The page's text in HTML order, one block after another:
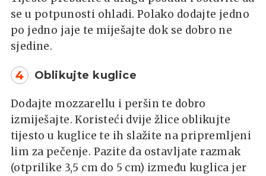
se u potpunosti ohladi. Polako dodajte jedno
po jedno jaje te miješajte dok se dobro ne
sjedine.
4 Oblikujte kuglice
Dodajte mozzarellu i peršin te dobro
izmiješajte. Koristeći dvije žlice oblikujte
tijesto u kuglice te ih slažite na pripremljeni
lim za pečenje. Pazite da ostavljate razmak
(otprilike 3,5 cm do 5 cm) između kuglica jer